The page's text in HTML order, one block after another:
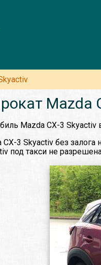
Mazda
Mazda CX-3
3 Skyactiv без залога
под такси не